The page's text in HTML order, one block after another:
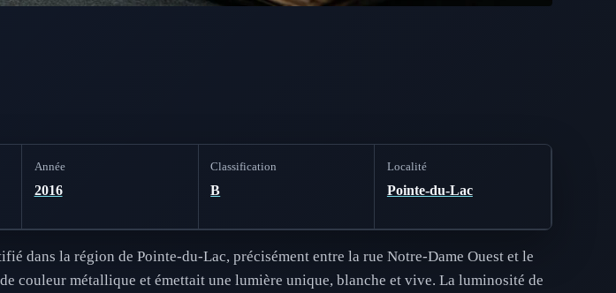
Année
2016
Classification
B
Localité
Pointe-du-Lac
dans la région de Pointe-du-Lac, précisément entre la rue Notre-Dame Ouest et le
couleur métallique et émettait une lumière unique, blanche et vive. La luminosité de